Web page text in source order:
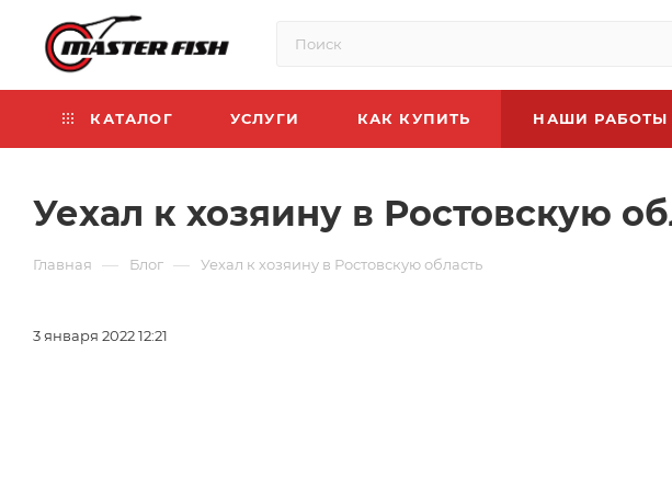
КАТАЛОГ УСЛУГИ КАК КУПИТЬ НАШИ РАБОТЫ
Уехал к хозяину в Ростовскую
Главная — Блог — Уехал к хозяину в Ростовскую область
3 января 2022 12:21